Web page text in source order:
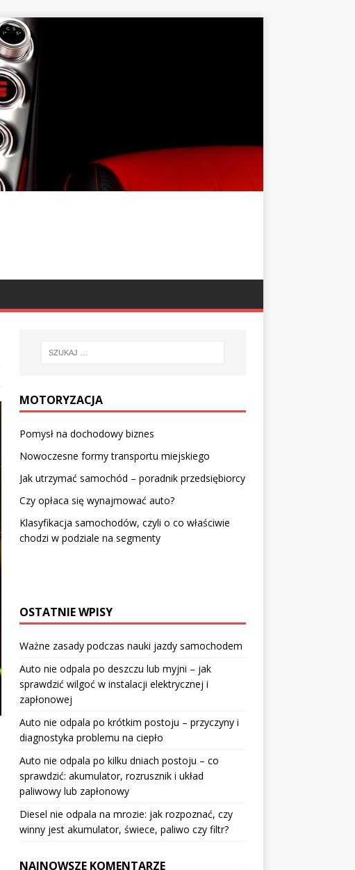
MOTORYZACJA
Pomysł na dochodowy biznes
Nowoczesne formy transportu miejskiego
Jak utrzymać samochód – poradnik przedsiębiorcy
Czy opłaca się wynajmować auto?
Klasyfikacja samochodów, czyli o co właściwie
chodzi w podziale na segmenty
OSTATNIE WPISY
Ważne zasady podczas nauki jazdy samochodem
Auto nie odpala po deszczu lub myjni – jak
sprawdzić wilgoć w instalacji elektrycznej i
zapłonowej
Auto nie odpala po krótkim postoju – przyczyny i
diagnostyka problemu na ciepło
Auto nie odpala po kilku dniach postoju – co
sprawdzić: akumulator, rozrusznik i układ
paliwowy lub zapłonowy
Diesel nie odpala na mrozie: jak rozpoznać, czy
winny jest akumulator, świece, paliwo czy filtr?
NAJNOWSZE KOMENTARZE